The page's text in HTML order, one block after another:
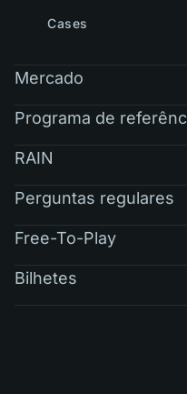
Cases
Mercado
Programa de
RAIN
Perguntas regulares
Free-To-Play
Bilhetes